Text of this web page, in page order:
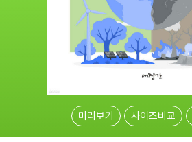
미리보기 사이즈비교